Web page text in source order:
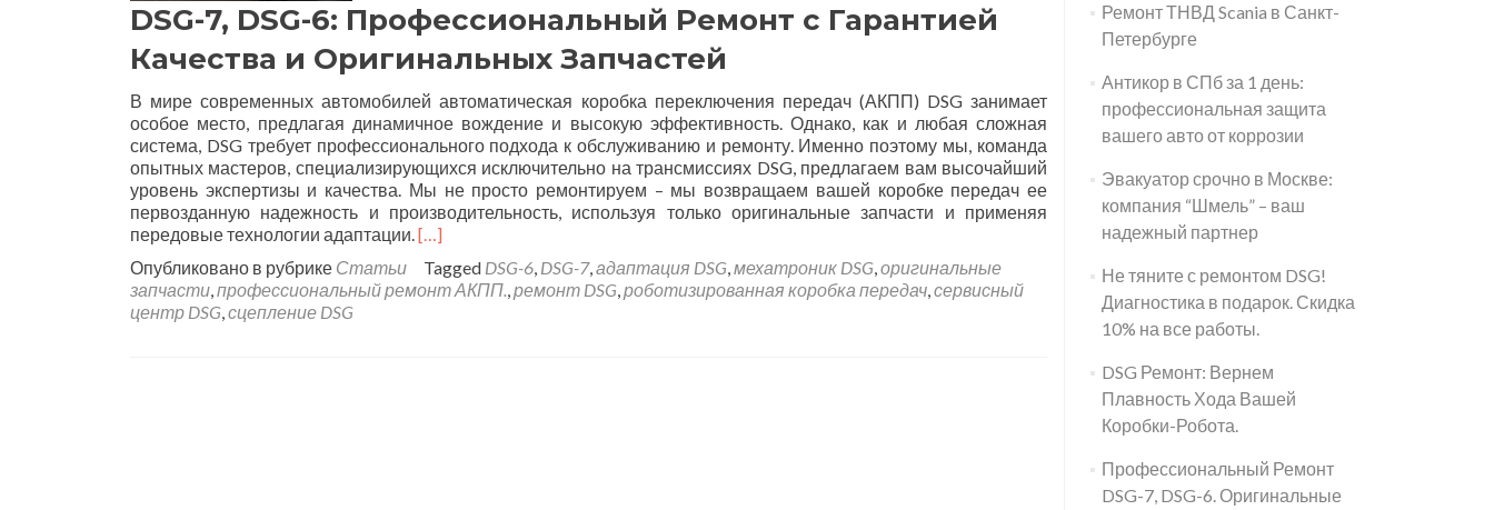
DSG-7, DSG-6: Профессиональный Ремонт с Гарантией
Качества и Оригинальных Запчастей
В мире современных автомобилей автоматическая коробка переключения передач (АКПП) DSG занимает
особое место, предлагая динамичное вождение и высокую эффективность. Однако, как и любая сложная
система, DSG требует профессионального подхода к обслуживанию и ремонту. Именно поэтому мы, команда
опытных мастеров, специализирующихся исключительно на трансмиссиях DSG, предлагаем вам высочайший
уровень экспертизы и качества. Мы не просто ремонтируем – мы возвращаем вашей коробке передач ее
первозданную надежность и производительность, используя только оригинальные запчасти и применяя
передовые технологии адаптации.[…]
Опубликовано в рубрике Статьи Tagged DSG-6, DSG-7,адаптация DSG,мехатроник DSG,оригинальные
запчасти,профессиональный ремонт АКПП.,ремонт DSG,роботизированная коробка передач,сервисный
центр DSG,сцепление DSG
Ремонт ТНВД Scania в Санкт-
Петербурге
Антикор в СПб за 1 день:
профессиональная защита
вашего авто от коррозии
Эвакуатор срочно в Москве:
компания “Шмель” – ваш
надежный партнер
Не тяните с ремонтом DSG!
Диагностика в подарок. Скидка
10% на все работы.
DSG Ремонт: Вернем
Плавность Хода Вашей
Коробки-Робота.
Профессиональный Ремонт
DSG-7, DSG-6. Оригинальные